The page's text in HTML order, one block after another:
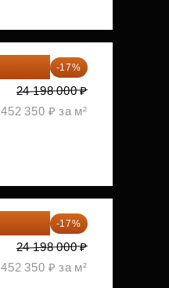
-17%
24 198 000 ₽
452 350 ₽ за м²
-17%
24 198 000 ₽
452 350 ₽ за м²